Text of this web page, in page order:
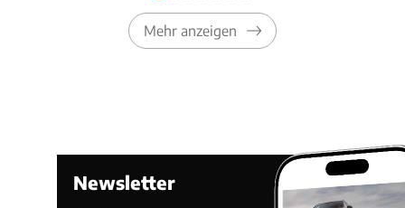
Mehr anzeigen
Newsletter